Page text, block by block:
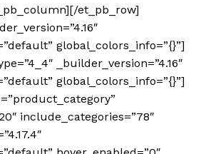
Wróć Do Sklepu
et_pb_row]
global_colors_info=”{}”]
_builder_version=”4.16″
global_colors_info=”{}”]
include_categories=”78″